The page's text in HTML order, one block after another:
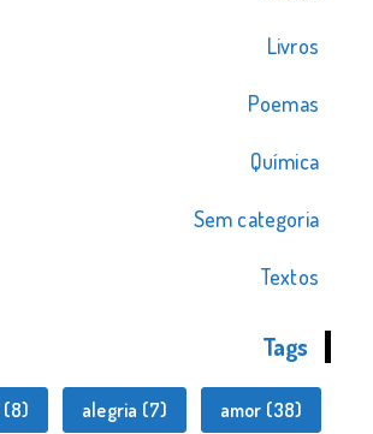
Livros
Poemas
Química
Sem categoria
Textos
Tags
(8) alegria (7) amor (38)